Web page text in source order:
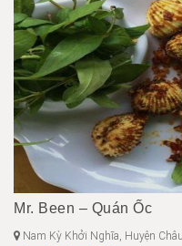
Mr. Been – Quán Ốc
Nam Kỳ Khởi Nghĩa, Huyện